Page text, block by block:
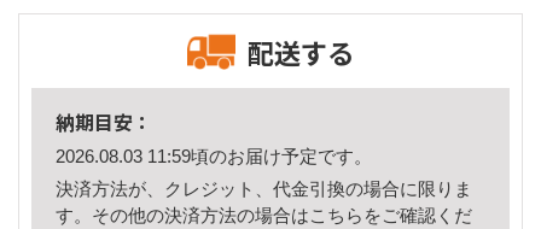
配送する
納期目安：
2026.08.03 11:59頃のお届け予定です。
決済方法が、クレジット、代金引換の場合に限りま
す。その他の決済方法の場合はこちら をご確認くだ